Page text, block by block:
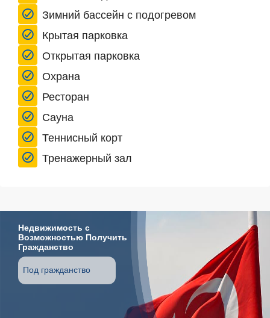
Зимний бассейн с подогревом
Крытая парковка
Открытая парковка
Охрана
Ресторан
Сауна
Теннисный корт
Тренажерный зал
Недвижимость с
Возможностью Получить
Гражданство
Под гражданство